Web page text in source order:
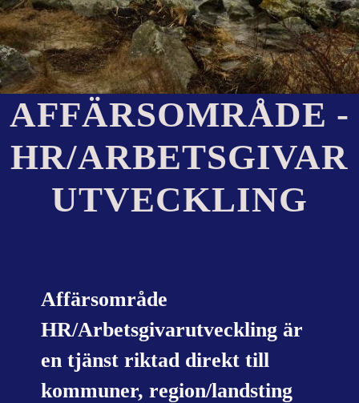
AFFÄRSOMRÅDE -
HR/ARBETSGIVAR
UTVECKLING
Affärsområde
HR/Arbetsgivarutveckling är
en tjänst riktad direkt till
kommuner, region/landsting